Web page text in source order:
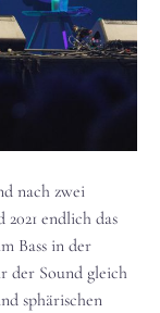
nach zwei
2021 endlich das
Bass in der
der Sound gleich
sphärischen